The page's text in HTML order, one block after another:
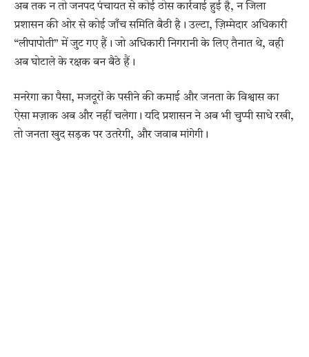
अब तक न तो जनपद पंचायत से कोई ठोस कार्रवाई हुई है, न जिला
प्रशासन की ओर से कोई जाँच समिति बैठी है। उल्टा, ज़िम्मेदार अधिकारी
“लीपापोती” में जुट गए हैं। जो अधिकारी निगरानी के लिए तैनात थे, वही
अब घोटाले के रक्षक बन बैठे हैं।
मनरेगा का पैसा, मजदूरों के पसीने की कमाई और जनता के विश्वास का
ऐसा मज़ाक अब और नहीं चलेगा। यदि प्रशासन ने अब भी चुप्पी साधे रखी,
तो जनता खुद सड़क पर उतरेगी, और जवाब मांगेगी।